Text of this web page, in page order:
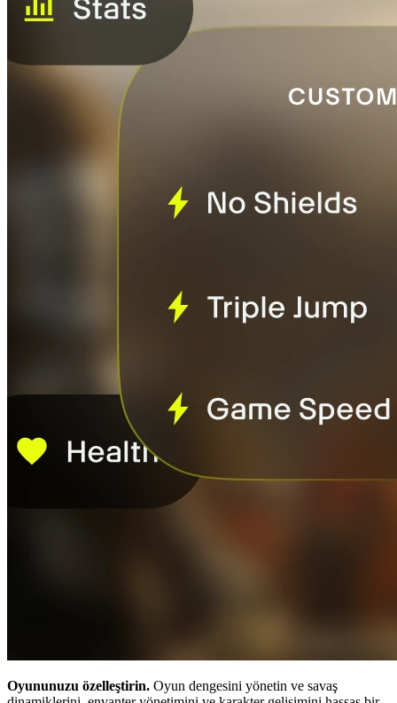
Oyununuzu özelleştirin. Oyun dengesini yönetin ve savaş